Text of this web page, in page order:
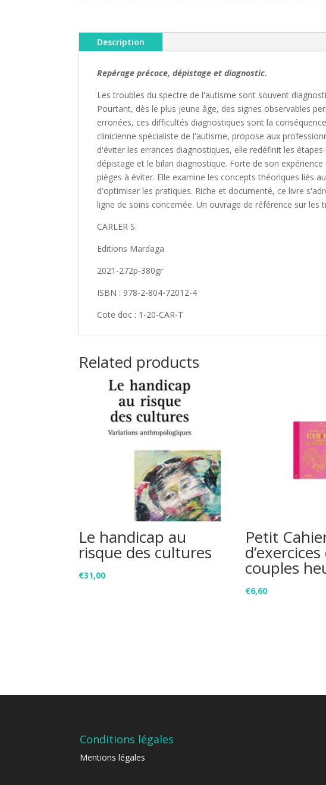
Description
Repérage précoce, dépistage et diagnostic.
Les troubles du spectre de l'autisme sont souvent
Pourtant, dès le plus jeune âge, des signes observables
erronées, ces difficultés diagnostiques sont la
clinicienne spécialiste de l'autisme, propose aux
d'éviter les errances diagnostiques, elle redéfinit les
dépistage et le bilan diagnostique. Forte de son
pièges à éviter. Elle examine les concepts théoriques liés
d'optimiser les pratiques. Riche et documenté, ce livre
ligne de soins concernée. Un ouvrage de référence sur
CARLER S.
Editions Mardaga
2021-272p-380gr
ISBN : 978-2-804-72012-4
Cote doc : 1-20-CAR-T
Related products
Le handicap au
risque des cultures
€31,00
Petit
couples
€6,60
Conditions légales
Mentions légales